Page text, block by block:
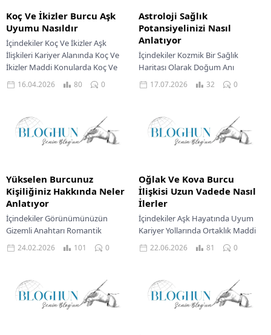
Koç Ve İkizler Burcu Aşk
Uyumu Nasıldır
İçindekiler Koç Ve İkizler Aşk
İlişkileri Kariyer Alanında Koç Ve
İkizler Maddi Konularda Koç Ve
İkizler Astroloji dünyasında, Koç
ve...
16.04.2026 80 0
Astroloji Sağlık
Potansiyelinizi Nasıl
Anlatıyor
İçindekiler Kozmik Bir Sağlık
Haritası Olarak Doğum Anı
Gezegen Konumlarının Enerjisel
Etkileri Aşk Hayatınızı Aydınlatan
Yolculuğunuzu Şekillendiren...
17.07.2026 32 0
Yükselen Burcunuz
Kişiliğiniz Hakkında Neler
Anlatıyor
İçindekiler Görünümünüzün
Gizemli Anahtarı Romantik
İlişkilerde Yansımanız Profesyonel
Yolda İtibarınız Maddi Durumunuz
dans, yıldızların ve gezegenlerin...
24.02.2026 101 0
Oğlak Ve Kova Burcu
İlişkisi Uzun Vadede Nasıl
İlerler
İçindekiler Aşk Hayatında Uyum
Kariyer Yollarında Ortaklık Maddi
Alanlarda Denge Zodyak
çemberinde yan yana duran Oğlak
22.06.2026 81 0